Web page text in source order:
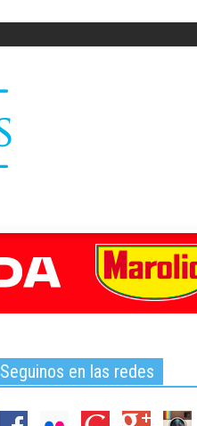
Seguinos en las redes